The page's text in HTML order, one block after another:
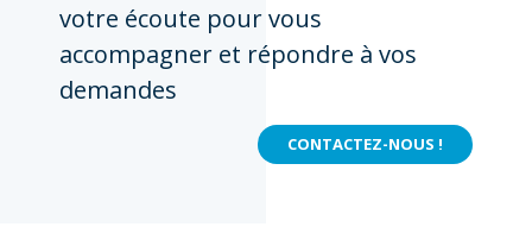
votre écoute pour vous
accompagner et répondre à vos
demandes
CONTACTEZ-NOUS !